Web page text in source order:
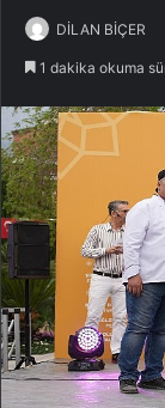
DİLAN BİÇER
1 dakika okuma